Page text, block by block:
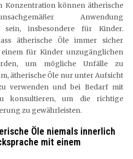
Konzentration können ätherische
Anwendung
sein, insbesondere für Kinder.
ätherische Öle immer sicher
für Kinder unzugänglichen
um mögliche Unfälle zu
ätherische Öle nur unter Aufsicht
verwenden und bei Bedarf mit
konsultieren, um die richtige
zu gewährleisten.
Öle niemals innerlich
mit einem